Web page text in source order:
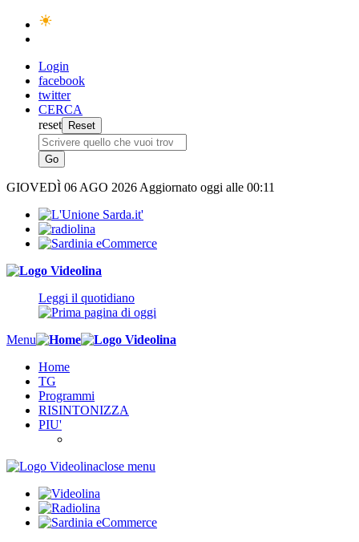
Login
facebook
twitter
CERCA
reset
GIOVEDÌ 06 AGO 2026 Aggiornato oggi alle 00:11
Leggi il quotidiano
Menu
Home
TG
Programmi
RISINTONIZZA
PIU'
close menu